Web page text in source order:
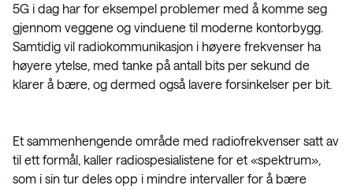
5G i dag har for eksempel problemer med å komme seg
gjennom veggene og vinduene til moderne kontorbygg.
Samtidig vil radiokommunikasjon i høyere frekvenser ha
høyere ytelse, med tanke på antall bits per sekund de
klarer å bære, og dermed også lavere forsinkelser per bit.
Et sammenhengende område med radiofrekvenser satt av
til ett formål, kaller radiospesialistene for et «spektrum»,
som i sin tur deles opp i mindre intervaller for å bære